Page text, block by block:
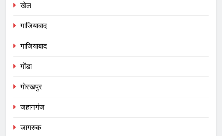
खेल
गाजियाबाद
गाजियाबाद
गोंडा
गोरखपुर
जहानगंज
जागरुक